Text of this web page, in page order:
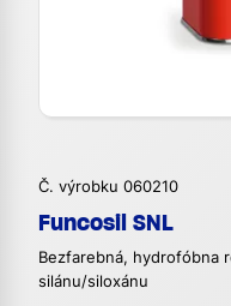
Č. výrobku 060210
Funcosil SNL
Bezfarebná, hydrofóbna
silánu/siloxánu